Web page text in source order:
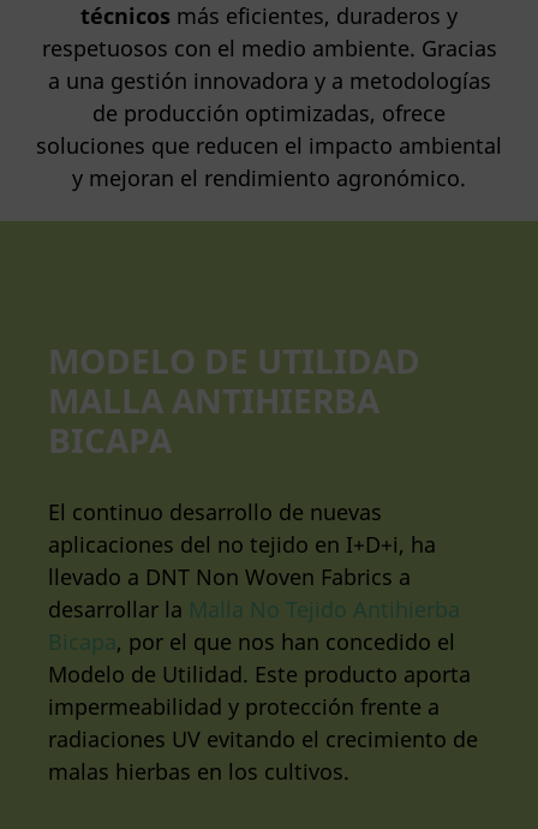
técnicos más eficientes, duraderos y
respetuosos con el medio ambiente. Gracias
a una gestión innovadora y a metodologías
de producción optimizadas, ofrece
soluciones que reducen el impacto ambiental
y mejoran el rendimiento agronómico.
MODELO DE UTILIDAD
MALLA ANTIHIERBA
BICAPA
El continuo desarrollo de nuevas
aplicaciones del no tejido en I+D+i, ha
llevado a DNT Non Woven Fabrics a
desarrollar la Malla No Tejido Antihierba
Bicapa, por el que nos han concedido el
Modelo de Utilidad. Este producto aporta
impermeabilidad y protección frente a
radiaciones UV evitando el crecimiento de
malas hierbas en los cultivos.